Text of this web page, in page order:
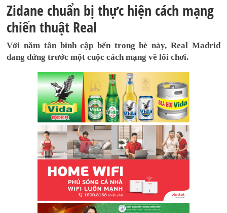
Zidane chuẩn bị thực hiện cách mạng
chiến thuật Real
Với năm tân binh cập bến trong hè này, Real Madrid
đang đứng trước một cuộc cách mạng về lối chơi.